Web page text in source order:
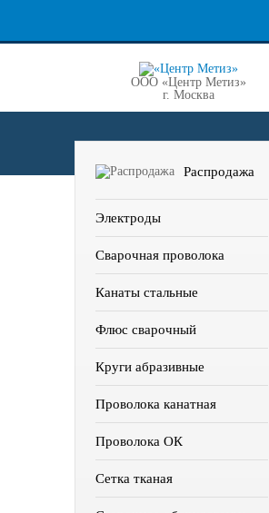
ООО «Центр Метиз»
г. Москва
Распродажа
Электроды
Сварочная проволока
Канаты стальные
Флюс сварочный
Круги абразивные
Проволока канатная
Проволока ОК
Сетка тканая